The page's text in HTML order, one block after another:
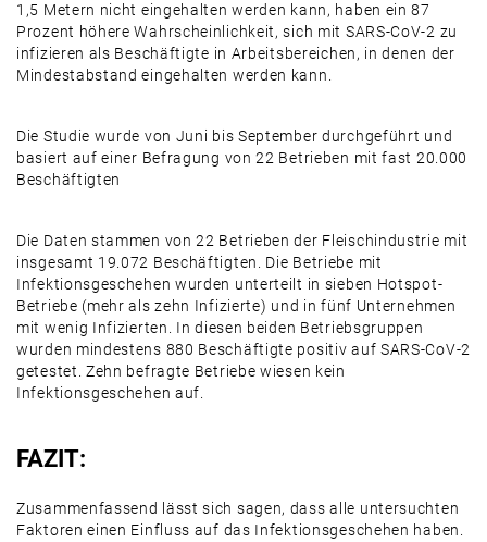
1,5 Metern nicht eingehalten werden kann, haben ein 87
Prozent höhere Wahrscheinlichkeit, sich mit SARS-CoV-2 zu
infizieren als Beschäftigte in Arbeitsbereichen, in denen der
Mindestabstand eingehalten werden kann.
Die Studie wurde von Juni bis September durchgeführt und
basiert auf einer Befragung von 22 Betrieben mit fast 20.000
Beschäftigten
Die Daten stammen von 22 Betrieben der Fleischindustrie mit
insgesamt 19.072 Beschäftigten. Die Betriebe mit
Infektionsgeschehen wurden unterteilt in sieben Hotspot-
Betriebe (mehr als zehn Infizierte) und in fünf Unternehmen
mit wenig Infizierten. In diesen beiden Betriebsgruppen
wurden mindestens 880 Beschäftigte positiv auf SARS-CoV-2
getestet. Zehn befragte Betriebe wiesen kein
Infektionsgeschehen auf.
FAZIT:
Zusammenfassend lässt sich sagen, dass alle untersuchten
Faktoren einen Einfluss auf das Infektionsgeschehen haben.